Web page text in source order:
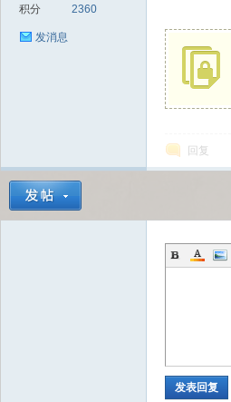
积分 2360
发消息
回复
发表回复